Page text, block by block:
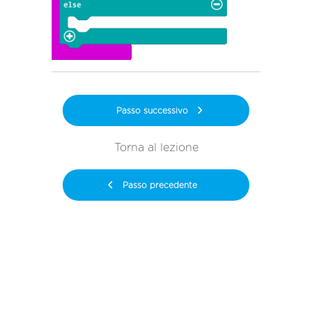
Passo precedente
Torna al lezione
Passo successivo